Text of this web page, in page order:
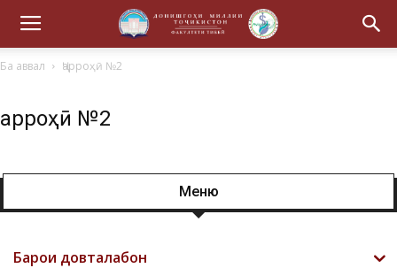
Ба аввал Ҷарроҳӣ №2
Ҷарроҳӣ №2
Меню
Барои довталабон